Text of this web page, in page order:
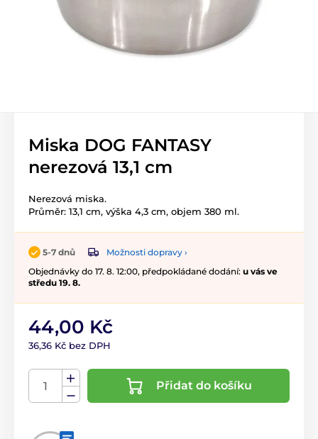
Miska DOG FANTASY
nerezová 13,1 cm
Nerezová miska.
Průměr: 13,1 cm, výška 4,3 cm, objem 380 ml.
5-7 dnů
Možnosti dopravy ›
Objednávky do 17. 8. 12:00, předpokládané dodání: u vás ve
středu 19. 8.
44,00 Kč
36,36 Kč bez DPH
Přidat do košíku